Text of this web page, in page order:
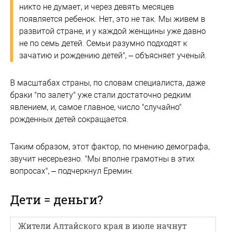
никто не думает, и через девять месяцев
появляется ребенок. Нет, это не так. Мы живем в
развитой стране, и у каждой женщины уже давно
не по семь детей. Семьи разумно подходят к
зачатию и рождению детей", – объясняет ученый.
В масштабах страны, по словам специалиста, даже
браки "по залету" уже стали достаточно редким
явлением, и, самое главное, число "случайно"
рожденных детей сокращается.
Таким образом, этот фактор, по мнению демографа,
звучит несерьезно. "Мы вполне грамотны в этих
вопросах", – подчеркнул Еремин.
Дети = деньги?
Жители Алтайского края в июле начнут